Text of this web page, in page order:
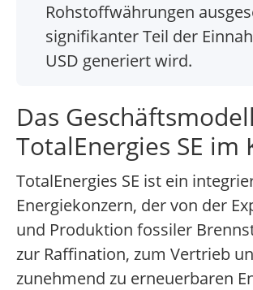
Rohstoffwährungen
signifikanter Teil der
USD generiert wird.
Das
TotalEnergies SE im
TotalEnergies SE ist ein
Energiekonzern, der von der
und Produktion fossiler
zur Raffination, zum Vertrieb
zunehmend zu erneuerbaren